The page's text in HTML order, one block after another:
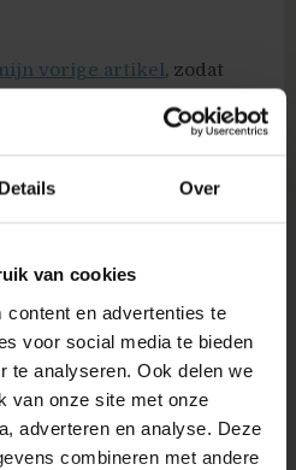
Details Over
van cookies
en advertenties te
voor social media te bieden
te analyseren. Ook delen we
van onze site met onze
adverteren en analyse. Deze
combineren met andere
vorige artikel, zodat
gevuld wordt met de
(die geeft aan op welke
je kunt dan beter de
bepalen, maar ook
zoekwoorden er
voor jouw website
is dit bijvoorbeeld: